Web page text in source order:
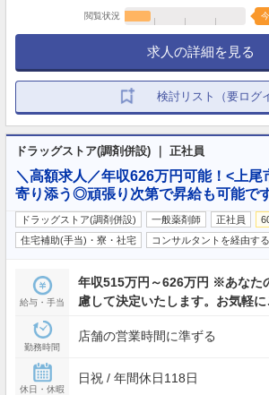
閲覧状況
求人の詳細を見る
検討リスト（要ログ
ドラッグストア(調剤併設) ｜ 正社員
＼高額求人／年収626万円可能！<上尾
寄り添う◎頑張り次第で昇給も可能で
ドラッグストア(調剤併設) 一般薬剤師 正社員
住宅補助(手当)・寮・社宅
コンサルタントを経由す
給与・手当
年収515万円～626万円 ※あなた
慮して決定いたします。お気軽に
勤務時間
店舗の営業時間に準ずる
休日・休暇
日祝 / 年間休日118日